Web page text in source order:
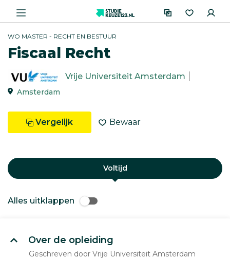
WO MASTER - RECHT EN BESTUUR
Fiscaal Recht
Vrije Universiteit Amsterdam
Amsterdam
Vergelijk Bewaar
Voltijd
Alles uitklappen
Over de opleiding
Geschreven door Vrije Universiteit Amsterdam